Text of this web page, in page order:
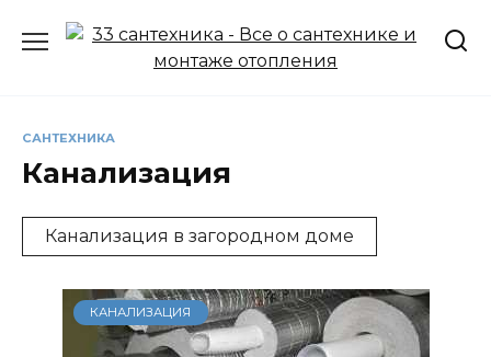
САНТЕХНИКА
Канализация
Канализация в загородном доме
КАНАЛИЗАЦИЯ